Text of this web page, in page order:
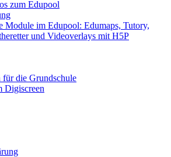
zum Edupool
Module im Edupool: Edumaps, Tutory,
und Videoverlays mit H5P
für die Grundschule
Digiscreen